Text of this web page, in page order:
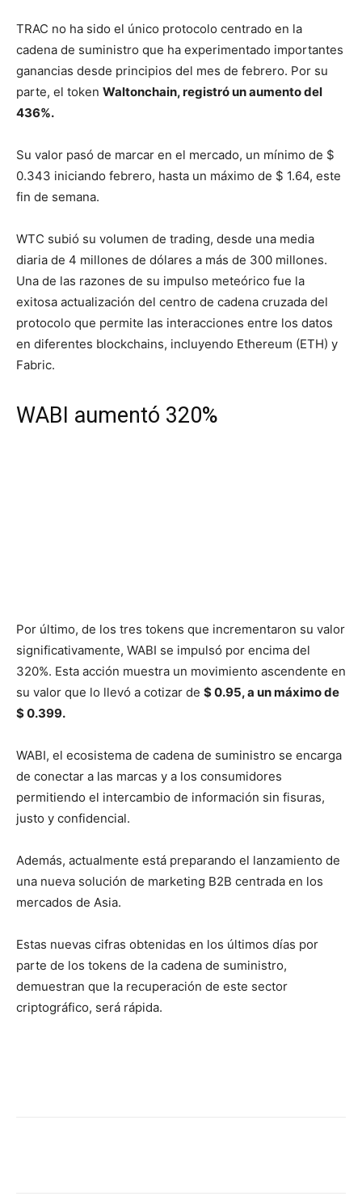
TRAC no ha sido el único protocolo centrado en la
cadena de suministro que ha experimentado importantes
ganancias desde principios del mes de febrero. Por su
parte, el token Waltonchain, registró un aumento del
436%.
Su valor pasó de marcar en el mercado, un mínimo de $
0.343 iniciando febrero, hasta un máximo de $ 1.64, este
fin de semana.
WTC subió su volumen de trading, desde una media
diaria de 4 millones de dólares a más de 300 millones.
Una de las razones de su impulso meteórico fue la
exitosa actualización del centro de cadena cruzada del
protocolo que permite las interacciones entre los datos
en diferentes blockchains, incluyendo Ethereum (ETH) y
Fabric.
WABI aumentó 320%
Por último, de los tres tokens que incrementaron su valor
significativamente, WABI se impulsó por encima del
320%. Esta acción muestra un movimiento ascendente en
su valor que lo llevó a cotizar de $ 0.95, a un máximo de
$ 0.399.
WABI, el ecosistema de cadena de suministro se encarga
de conectar a las marcas y a los consumidores
permitiendo el intercambio de información sin fisuras,
justo y confidencial.
Además, actualmente está preparando el lanzamiento de
una nueva solución de marketing B2B centrada en los
mercados de Asia.
Estas nuevas cifras obtenidas en los últimos días por
parte de los tokens de la cadena de suministro,
demuestran que la recuperación de este sector
criptográfico, será rápida.